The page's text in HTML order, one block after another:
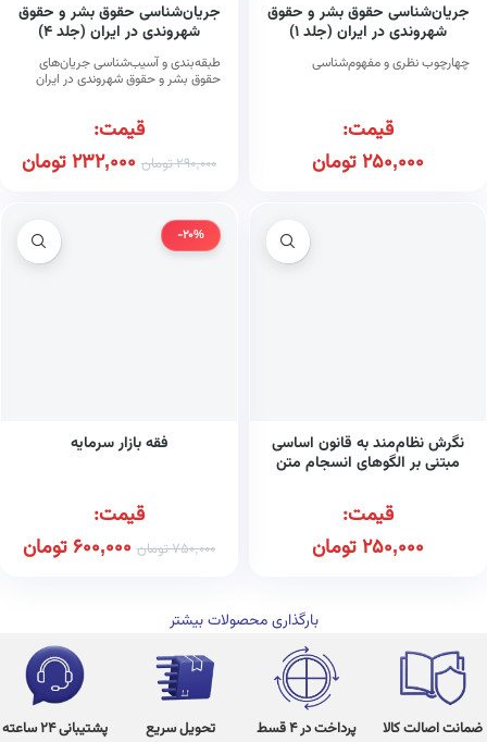
جریان‌شناسی حقوق بشر و حقوق
شهروندی در ایران (جلد ۱)
چهارچوب نظری و مفهوم‌شناسی
قیمت:
250,000تومان
جریان‌شناسی حقوق بشر و حقوق
شهروندی در ایران (جلد ۴)
طبقه‌بندی و آسیب‌شناسی جریان‌های
حقوق بشر و حقوق شهروندی در ایران
قیمت:
290,000تومان 232,000تومان
نگرش نظام‌مند به قانون اساسی
مبتنی بر الگوهای انسجام متن
قیمت:
250,000تومان
-20%
فقه بازار سرمایه
قیمت:
750,000تومان 600,000 تومان
بارگذاری محصولات بیشتر
ضمانت اصالت کالا پرداخت در 4 قسط تحویل سریع پشتیبانی 24 ساعته